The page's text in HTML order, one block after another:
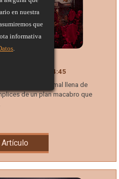
en nuestra
que
informativa
.
14:45
paranormal llena de
de un plan macabro que
Artículo